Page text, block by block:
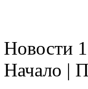
Новости
Начало |